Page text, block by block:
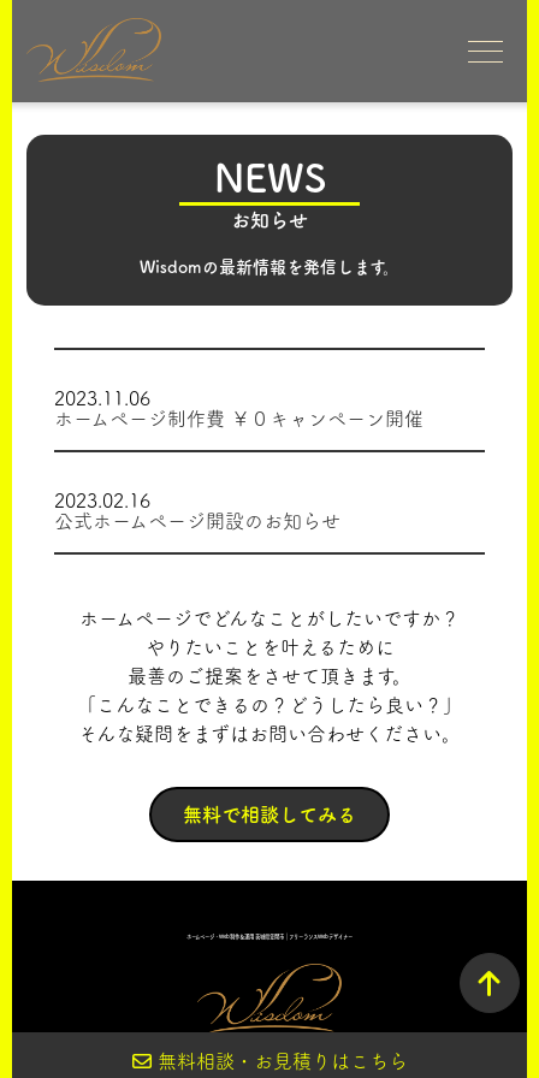
無料相談・お見積りはこちら
NEWS
お知らせ
Wisdomの最新情報を発信します。
2023.11.06
ホームページ制作費 ￥０キャンペーン開催
2023.02.16
公式ホームページ開設のお知らせ
ホームページでどんなことがしたいですか？
やりたいことを叶えるために
最善のご提案をさせて頂きます。
「こんなことできるの？どうしたら良い？」
そんな疑問をまずはお問い合わせください。
無料で相談してみる
ホームページ・Web制作＆運用 茨城県笠間市｜フリーランスWebデザイナー